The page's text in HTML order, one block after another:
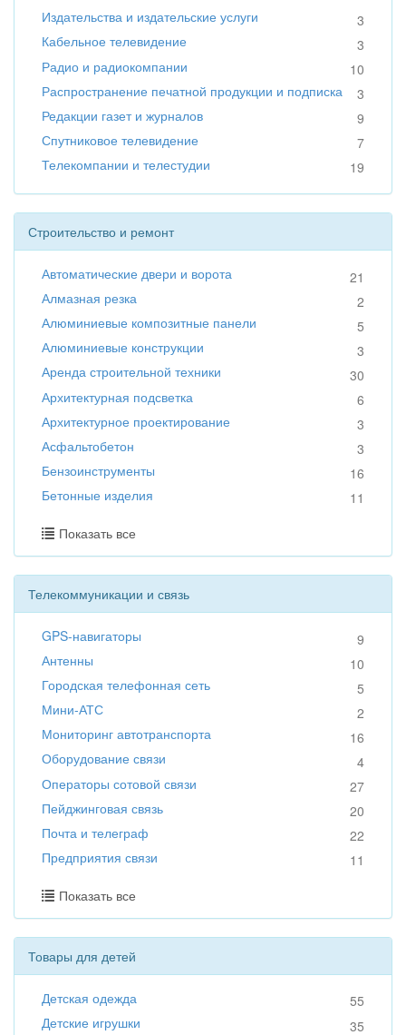
Издательства и издательские услуги
3
Кабельное телевидение
3
Радио и радиокомпании
10
Распространение печатной продукции и подписка
3
Редакции газет и журналов
9
Спутниковое телевидение
7
Телекомпании и телестудии
19
Строительство и ремонт
Автоматические двери и ворота
21
Алмазная резка
2
Алюминиевые композитные панели
5
Алюминиевые конструкции
3
Аренда строительной техники
30
Архитектурная подсветка
6
Архитектурное проектирование
3
Асфальтобетон
3
Бензоинструменты
16
Бетонные изделия
11
Показать все
Телекоммуникации и связь
GPS-навигаторы
9
Антенны
10
Городская телефонная сеть
5
Мини-АТС
2
Мониторинг автотранспорта
16
Оборудование связи
4
Операторы сотовой связи
27
Пейджинговая связь
20
Почта и телеграф
22
Предприятия связи
11
Показать все
Товары для детей
Детская одежда
55
Детские игрушки
35